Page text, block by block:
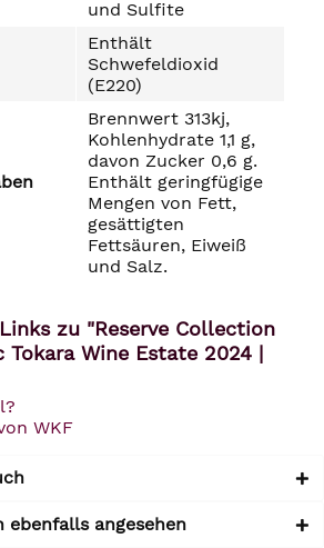
und Sulfite
Enthält
Schwefeldioxid
(E220)
Brennwert 313kj,
Kohlenhydrate 1,1 g,
davon Zucker 0,6 g.
Enthält geringfügige
Mengen von Fett,
gesättigten
Fettsäuren, Eiweiß
und Salz.
zu "Reserve Collection
Tokara Wine Estate 2024 |
WKF
ebenfalls angesehen